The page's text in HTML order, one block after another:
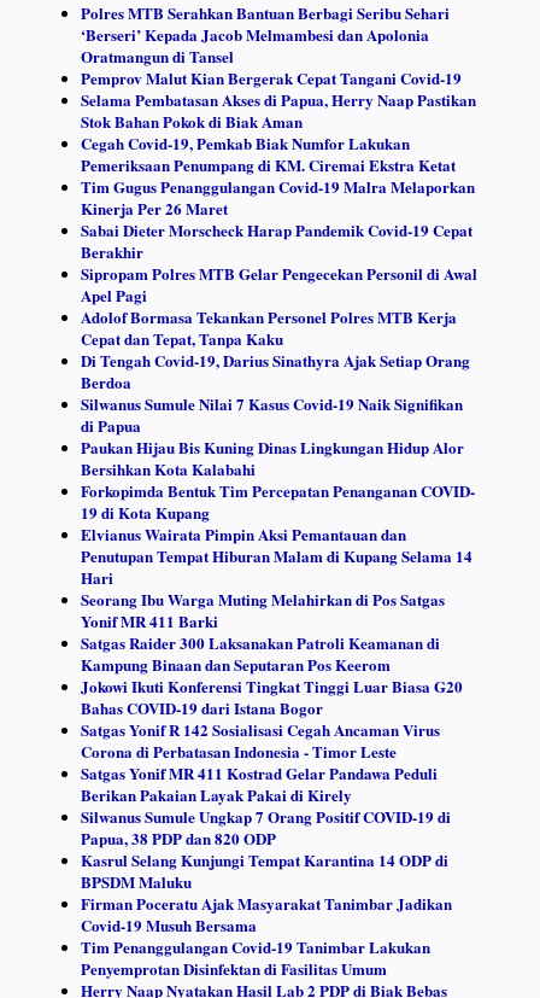
Polres MTB Serahkan Bantuan Berbagi Seribu Sehari
‘Berseri’ Kepada Jacob Melmambesi dan Apolonia
Oratmangun di Tansel
Pemprov Malut Kian Bergerak Cepat Tangani Covid-19
Selama Pembatasan Akses di Papua, Herry Naap Pastikan
Stok Bahan Pokok di Biak Aman
Cegah Covid-19, Pemkab Biak Numfor Lakukan
Pemeriksaan Penumpang di KM. Ciremai Ekstra Ketat
Tim Gugus Penanggulangan Covid-19 Malra Melaporkan
Kinerja Per 26 Maret
Sabai Dieter Morscheck Harap Pandemik Covid-19 Cepat
Berakhir
Sipropam Polres MTB Gelar Pengecekan Personil di Awal
Apel Pagi
Adolof Bormasa Tekankan Personel Polres MTB Kerja
Cepat dan Tepat, Tanpa Kaku
Di Tengah Covid-19, Darius Sinathyra Ajak Setiap Orang
Berdoa
Silwanus Sumule Nilai 7 Kasus Covid-19 Naik Signifikan
di Papua
Paukan Hijau Bis Kuning Dinas Lingkungan Hidup Alor
Bersihkan Kota Kalabahi
Forkopimda Bentuk Tim Percepatan Penanganan COVID-
19 di Kota Kupang
Elvianus Wairata Pimpin Aksi Pemantauan dan
Penutupan Tempat Hiburan Malam di Kupang Selama 14
Hari
Seorang Ibu Warga Muting Melahirkan di Pos Satgas
Yonif MR 411 Barki
Satgas Raider 300 Laksanakan Patroli Keamanan di
Kampung Binaan dan Seputaran Pos Keerom
Jokowi Ikuti Konferensi Tingkat Tinggi Luar Biasa G20
Bahas COVID-19 dari Istana Bogor
Satgas Yonif R 142 Sosialisasi Cegah Ancaman Virus
Corona di Perbatasan Indonesia - Timor Leste
Satgas Yonif MR 411 Kostrad Gelar Pandawa Peduli
Berikan Pakaian Layak Pakai di Kirely
Silwanus Sumule Ungkap 7 Orang Positif COVID-19 di
Papua, 38 PDP dan 820 ODP
Kasrul Selang Kunjungi Tempat Karantina 14 ODP di
BPSDM Maluku
Firman Poceratu Ajak Masyarakat Tanimbar Jadikan
Covid-19 Musuh Bersama
Tim Penanggulangan Covid-19 Tanimbar Lakukan
Penyemprotan Disinfektan di Fasilitas Umum
Herry Naap Nyatakan Hasil Lab 2 PDP di Biak Bebas